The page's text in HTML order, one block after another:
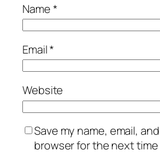
Name*
Email*
Website
Save my name, email,
browser for the next time